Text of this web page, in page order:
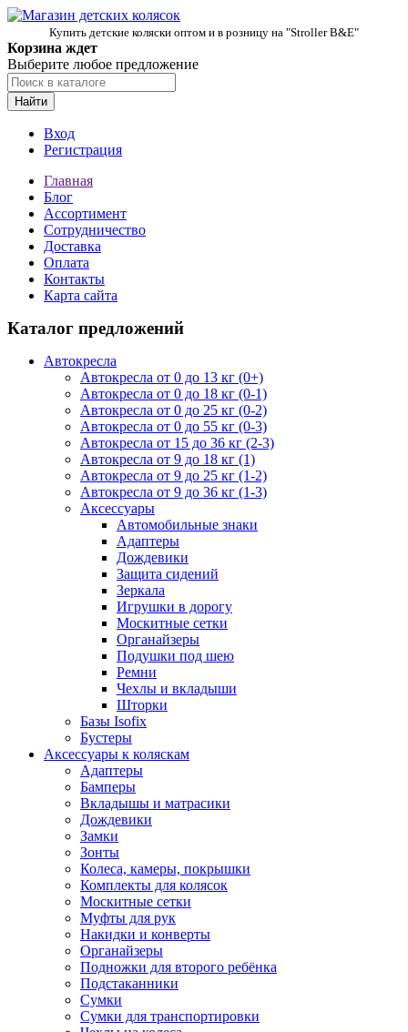
Купить детские коляски оптом и в розницу на "Stroller B&E"
Корзина ждет
Выберите любое предложение
Найти
Вход
Регистрация
Главная
Блог
Ассортимент
Сотрудничество
Доставка
Оплата
Контакты
Карта сайта
Каталог предложений
Автокресла
Автокресла от 0 до 13 кг (0+)
Автокресла от 0 до 18 кг (0-1)
Автокресла от 0 до 25 кг (0-2)
Автокресла от 0 до 55 кг (0-3)
Автокресла от 15 до 36 кг (2-3)
Автокресла от 9 до 18 кг (1)
Автокресла от 9 до 25 кг (1-2)
Автокресла от 9 до 36 кг (1-3)
Аксессуары
Автомобильные знаки
Адаптеры
Дождевики
Защита сидений
Зеркала
Игрушки в дорогу
Москитные сетки
Органайзеры
Подушки под шею
Ремни
Чехлы и вкладыши
Шторки
Базы Isofix
Бустеры
Аксессуары к коляскам
Адаптеры
Бамперы
Вкладышы и матрасики
Дождевики
Замки
Зонты
Колеса, камеры, покрышки
Комплекты для колясок
Москитные сетки
Муфты для рук
Накидки и конверты
Органайзеры
Подножки для второго ребёнка
Подстаканники
Сумки
Сумки для транспортировки